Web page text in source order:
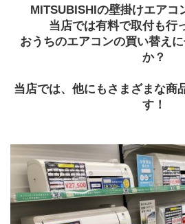
MITSUBISHIの壁掛けエアコ
当店では有料で取付も行
おうちのエアコンの買い替え
か？
当店では、他にもさまざまな商
す！